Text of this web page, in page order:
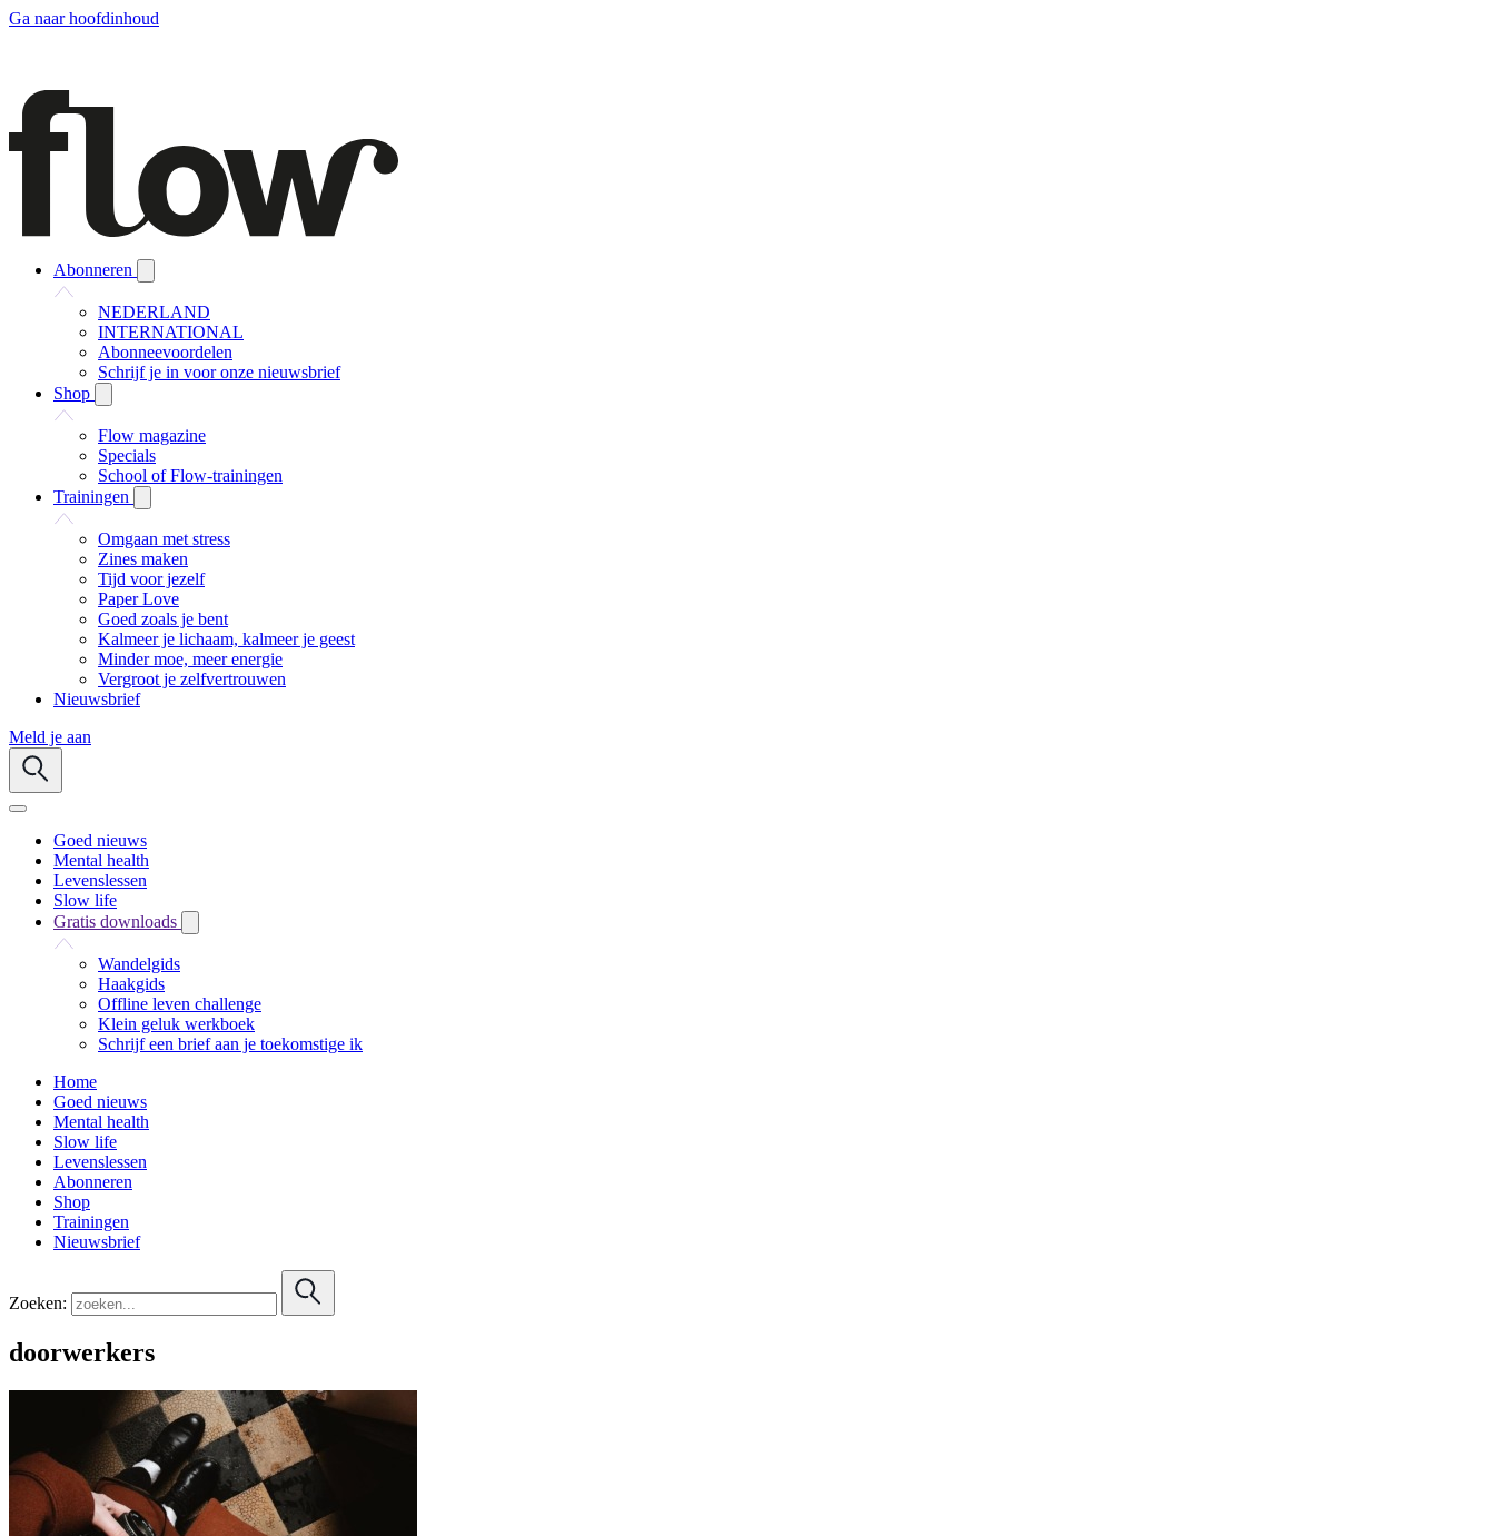
Ga naar hoofdinhoud
Abonneren
NEDERLAND
INTERNATIONAL
Abonneevoordelen
Schrijf je in voor onze nieuwsbrief
Shop
Flow magazine
Specials
School of Flow-trainingen
Trainingen
Omgaan met stress
Zines maken
Tijd voor jezelf
Paper Love
Goed zoals je bent
Kalmeer je lichaam, kalmeer je geest
Minder moe, meer energie
Vergroot je zelfvertrouwen
Nieuwsbrief
Meld je aan
Goed nieuws
Mental health
Levenslessen
Slow life
Gratis downloads
Wandelgids
Haakgids
Offline leven challenge
Klein geluk werkboek
Schrijf een brief aan je toekomstige ik
Home
Goed nieuws
Mental health
Slow life
Levenslessen
Abonneren
Shop
Trainingen
Nieuwsbrief
Zoeken:
doorwerkers